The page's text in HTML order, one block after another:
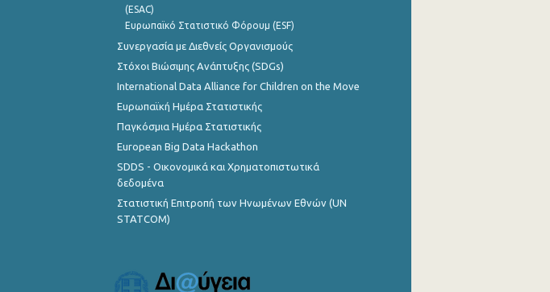
(ESAC)
Ευρωπαϊκό Στατιστικό Φόρουμ (ESF)
Συνεργασία με Διεθνείς Οργανισμούς
Στόχοι Βιώσιμης Ανάπτυξης (SDGs)
International Data Alliance for Children on the Move
Ευρωπαϊκή Ημέρα Στατιστικής
Παγκόσμια Ημέρα Στατιστικής
European Big Data Hackathon
SDDS - Οικονομικά και Χρηματοπιστωτικά
δεδομένα
Στατιστική Επιτροπή των Ηνωμένων Εθνών (UN
STATCOM)